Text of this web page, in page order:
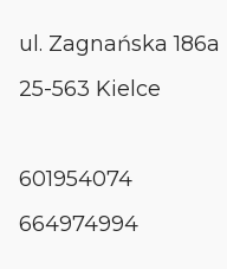
ul. Zagnańska 186a
25-563 Kielce
601954074
664974994